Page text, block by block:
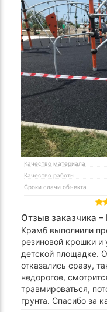
Качество материала
Качество работы
Сроки сдачи объекта
Отзыв заказчика –
Крамб выполнили
резиновой крошки и
детской площадке.
отказались сразу,
недорогое,
травмироваться,
грунта. Спасибо за